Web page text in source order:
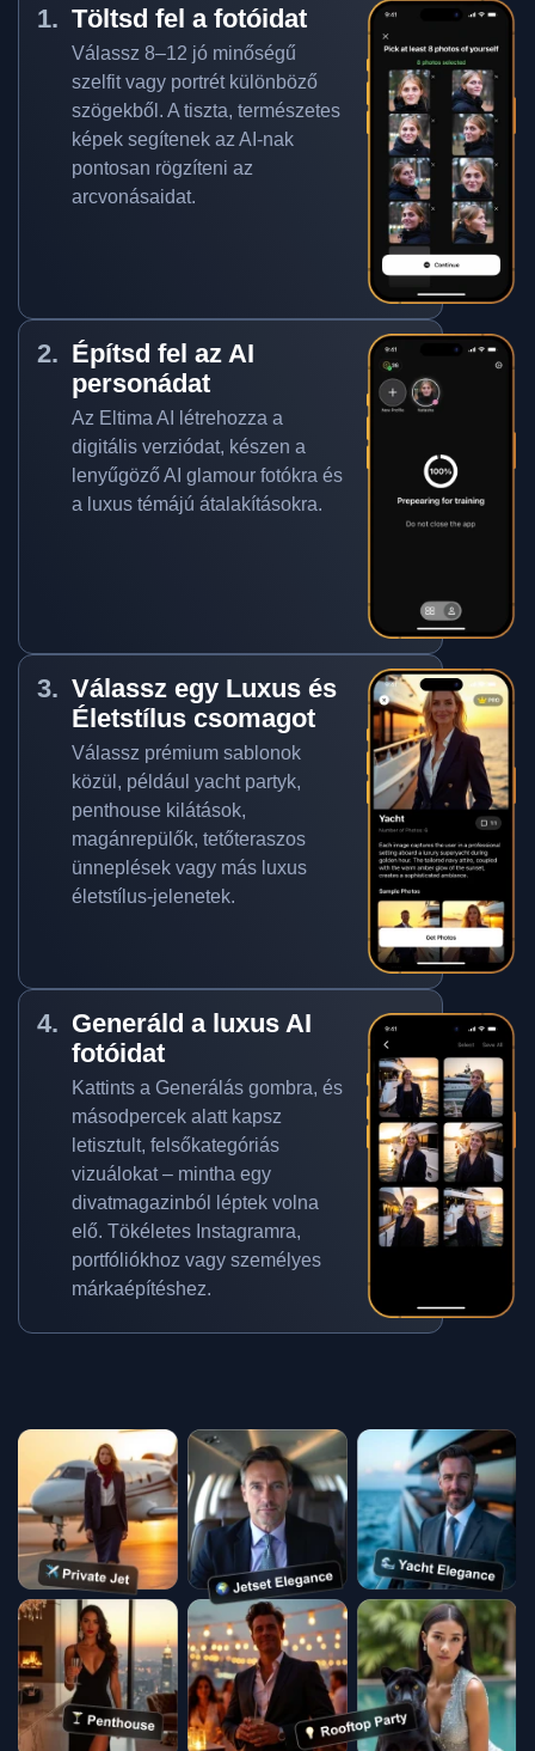
Töltsd fel a fotóidat
Válassz 8–12 jó minőségű
szelfit vagy portrét különböző
szögekből. A tiszta, természetes
képek segítenek az AI-nak
pontosan rögzíteni az
arcvonásaidat.
Építsd fel az AI
personádat
Az Eltima AI létrehozza a
digitális verziódat, készen a
lenyűgöző AI glamour fotókra és
a luxus témájú átalakításokra.
Válassz egy Luxus és
Életstílus csomagot
Válassz prémium sablonok
közül, például yacht partyk,
penthouse kilátások,
magánrepülők, tetőteraszos
ünneplések vagy más luxus
életstílus-jelenetek.
Generáld a luxus AI
fotóidat
Kattints a Generálás gombra, és
másodpercek alatt kapsz
letisztult, felsőkategóriás
vizuálokat – mintha egy
divatmagazinból léptek volna
elő. Tökéletes Instagramra,
portfóliókhoz vagy személyes
márkaépítéshez.